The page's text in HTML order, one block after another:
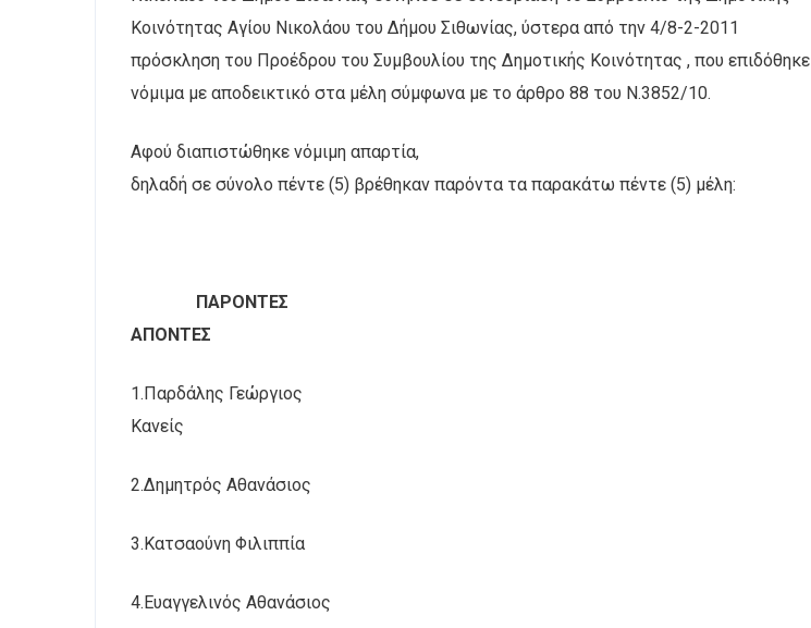
Κοινότητας Αγίου Νικολάου του Δήμου Σιθωνίας, ύστερα από την 4/8-2-2011
πρόσκληση του Προέδρου του Συμβουλίου της Δημοτικής Κοινότητας , που επιδόθηκε
νόμιμα με αποδεικτικό στα μέλη σύμφωνα με το άρθρο 88 του Ν.3852/10.
Αφού διαπιστώθηκε νόμιμη απαρτία,
δηλαδή σε σύνολο πέντε (5) βρέθηκαν παρόντα τα παρακάτω πέντε (5) μέλη:
ΠΑΡΟΝΤΕΣ
ΑΠΟΝΤΕΣ
1.Παρδάλης Γεώργιος
Κανείς
2.Δημητρός Αθανάσιος
3.Κατσαούνη Φιλιππία
4.Ευαγγελινός Αθανάσιος